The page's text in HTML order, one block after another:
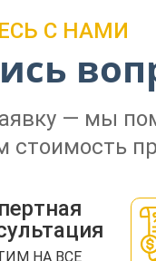
С НАМИ
— мы
стоимость
НА ВСЕ